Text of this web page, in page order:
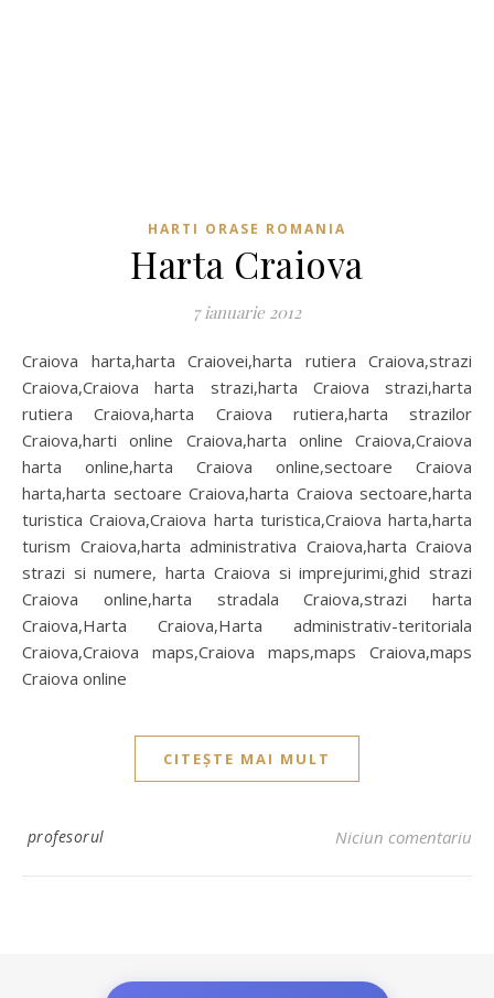
HARTI ORASE ROMANIA
Harta Craiova
7 ianuarie 2012
Craiova harta,harta Craiovei,harta rutiera Craiova,strazi
Craiova,Craiova harta strazi,harta Craiova strazi,harta
rutiera Craiova,harta Craiova rutiera,harta strazilor
Craiova,harti online Craiova,harta online Craiova,Craiova
harta online,harta Craiova online,sectoare Craiova
harta,harta sectoare Craiova,harta Craiova sectoare,harta
turistica Craiova,Craiova harta turistica,Craiova harta,harta
turism Craiova,harta administrativa Craiova,harta Craiova
strazi si numere, harta Craiova si imprejurimi,ghid strazi
Craiova online,harta stradala Craiova,strazi harta
Craiova,Harta Craiova,Harta administrativ-teritoriala
Craiova,Craiova maps,Craiova maps,maps Craiova,maps
Craiova online
CITEȘTE MAI MULT
profesorul Niciun comentariu